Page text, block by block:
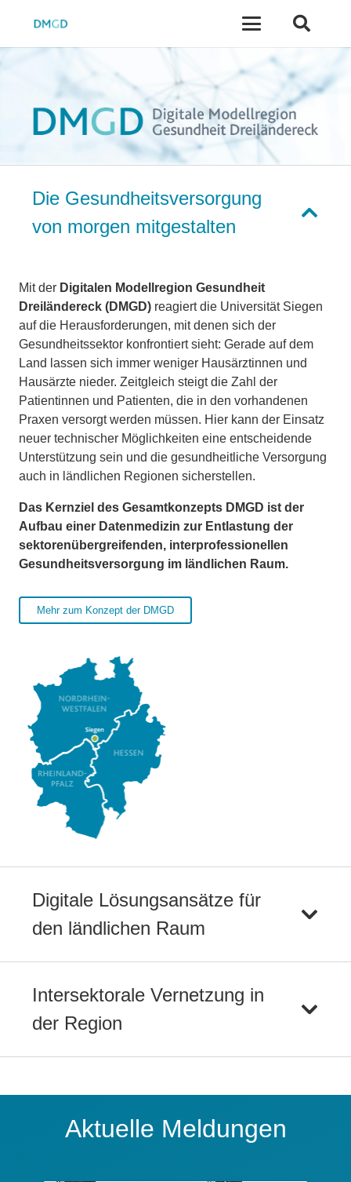
Die Gesundheitsversorgung
von morgen mitgestalten
Mit der Digitalen Modellregion Gesundheit
Dreiländereck (DMGD) reagiert die Universität Siegen
auf die Herausforderungen, mit denen sich der
Gesundheitssektor konfrontiert sieht: Gerade auf dem
Land lassen sich immer weniger Hausärztinnen und
Hausärzte nieder. Zeitgleich steigt die Zahl der
Patientinnen und Patienten, die in den vorhandenen
Praxen versorgt werden müssen. Hier kann der Einsatz
neuer technischer Möglichkeiten eine entscheidende
Unterstützung sein und die gesundheitliche Versorgung
auch in ländlichen Regionen sicherstellen.
Das Kernziel des Gesamtkonzepts DMGD ist der
Aufbau einer Datenmedizin zur Entlastung der
sektorenübergreifenden, interprofessionellen
Gesundheitsversorgung im ländlichen Raum.
Mehr zum Konzept der DMGD
Digitale Lösungsansätze für
den ländlichen Raum
Intersektorale Vernetzung in
der Region
Aktuelle Meldungen